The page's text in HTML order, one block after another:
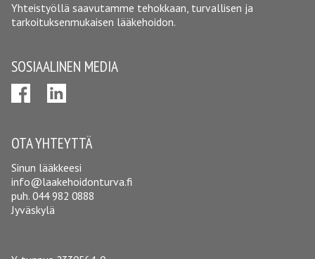
Yhteistyöllä saavutamme tehokkaan, turvallisen ja
tarkoituksenmukaisen lääkehoidon.
SOSIAALINEN MEDIA
OTA YHTEYTTÄ
Sinun lääkkeesi
info@laakehoidonturva.fi
puh.044 982 0888
Jyväskylä